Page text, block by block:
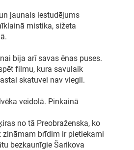
jaunais iestudējums
mistika, sižeta
bija arī savas ēnas puses.
filmu, kura savulaik
skatuvei nav viegli.
veidolā. Pinkainā
no tā Preobraženska, ko
brīdim ir pietiekami
bezkaunīgie Šarikova